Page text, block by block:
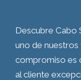
Descubre Cabo
uno de nuestros
compromiso es
al cliente